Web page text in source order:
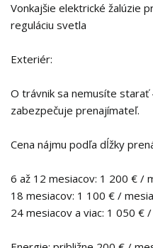
Vonkajšie elektrické žalúzie
reguláciu svetla
Exteriér:
O trávnik sa nemusíte starať
zabezpečuje prenajímateľ.
Cena nájmu podľa dĺžky
6 až 12 mesiacov: 1 200 € /
18 mesiacov: 1 100 € /
24 mesiacov a viac: 1 050 €